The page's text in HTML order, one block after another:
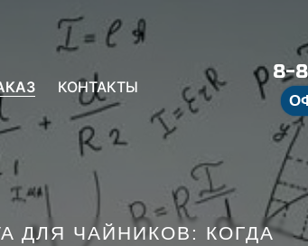
КОНТАКТЫ
8-
ДЛЯ ЧАЙНИКОВ: КОГДА